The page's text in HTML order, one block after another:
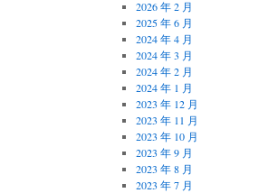
2026 年 2 月
2025 年 6 月
2024 年 4 月
2024 年 3 月
2024 年 2 月
2024 年 1 月
2023 年 12 月
2023 年 11 月
2023 年 10 月
2023 年 9 月
2023 年 8 月
2023 年 7 月